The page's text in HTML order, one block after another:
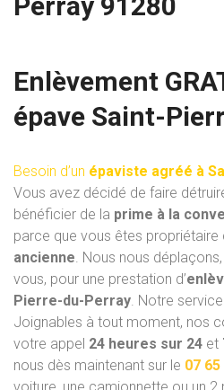
Enlèvement
épave Saint-
Besoin d’un épaviste agréé à
Vous avez décidé de faire
bénéficier de la prime à la
parce que vous êtes propriétaire
ancienne. Nous nous
vous, pour une prestation d’
Pierre-du-Perray. Notre
Joignables à tout moment, nos
votre appel 24 heures sur 24 et
nous dès maintenant sur le 07